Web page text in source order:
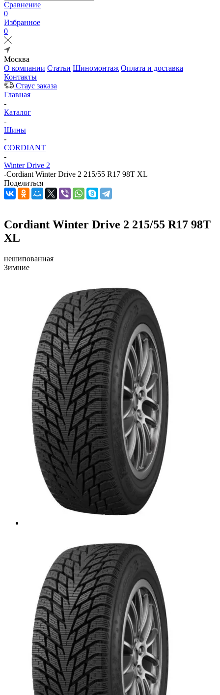
Сравнение
0
Избранное
0
Москва
О компании Статьи Шиномонтаж Оплата и доставка
Контакты
Стаус заказа
Главная
-
Каталог
-
Шины
-
CORDIANT
-
Winter Drive 2
-Cordiant Winter Drive 2 215/55 R17 98T XL
Поделиться
Cordiant Winter Drive 2 215/55 R17 98T
XL
нешипованная
Зимние